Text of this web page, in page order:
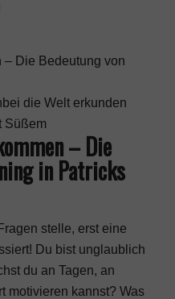
Die Bedeutung von
die Welt erkunden
Süßem
– Die
in Patricks
stelle, erst eine
Du bist unglaublich
du an Tagen, an
motivieren kannst? Was